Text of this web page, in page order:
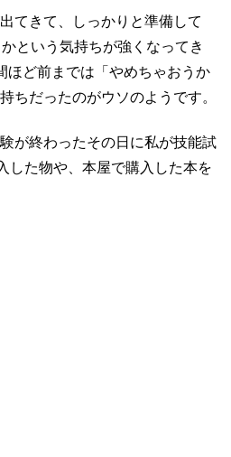
てきて、しっかりと準備して
という気持ちが強くなってき
ほど前までは「やめちゃおうか
ちだったのがウソのようです。
が終わったその日に私が技能試
した物や、本屋で購入した本を